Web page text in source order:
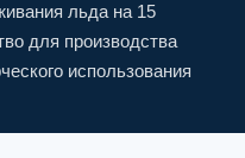
льда на 15
для производства
использования